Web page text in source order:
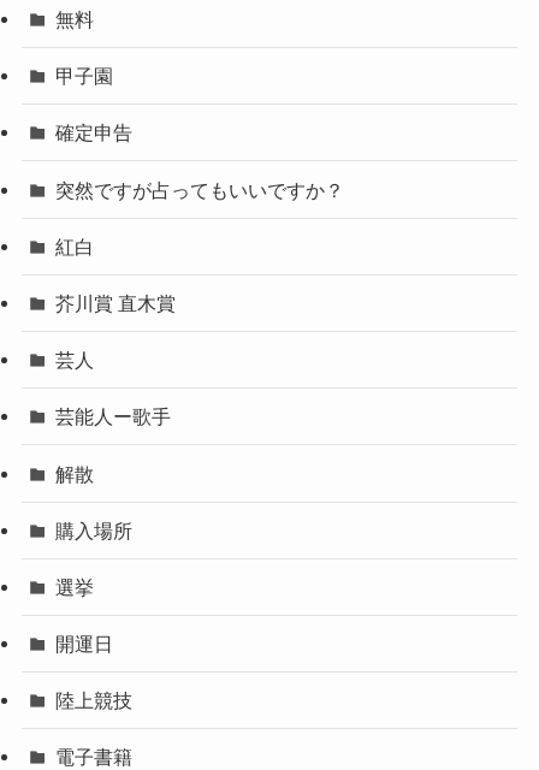
無料
甲子園
確定申告
突然ですが占ってもいいですか？
紅白
芥川賞 直木賞
芸人
芸能人ー歌手
解散
購入場所
選挙
開運日
陸上競技
電子書籍